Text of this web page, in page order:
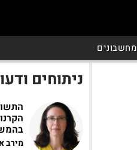
מחשבונים
ניתוחים
מירב